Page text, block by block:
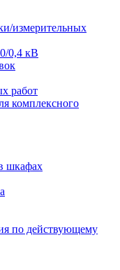
измерительных
0,4 кВ
работ
комплексного
шкафах
по действующему